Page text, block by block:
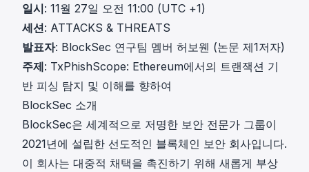
일시: 11월 27일 오전 11:00 (UTC +1)
세션: ATTACKS & THREATS
발표자: BlockSec 연구팀 멤버 허보웬 (논문 제1저자)
주제: TxPhishScope: Ethereum에서의 트랜잭션 기
반 피싱 탐지 및 이해를 향하여
BlockSec 소개
BlockSec은 세계적으로 저명한 보안 전문가 그룹이
2021년에 설립한 선도적인 블록체인 보안 회사입니다.
이 회사는 대중적 채택을 촉진하기 위해 새롭게 부상